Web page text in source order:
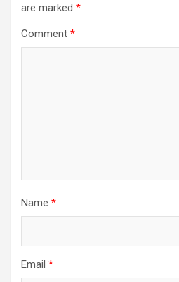
are marked *
Comment *
Name *
Email *